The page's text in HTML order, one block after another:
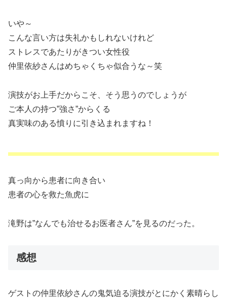
いや～
こんな言い方は失礼かもしれないけれど
ストレスであたりがきつい女性役
仲里依紗さんはめちゃくちゃ似合うな～笑
演技がお上手だからこそ、そう思うのでしょうが
ご本人の持つ”強さ”からくる
真実味のある憤りに引き込まれますね！
真っ向から患者に向き合い
患者の心を救た魚虎に
滝野は”なんでも治せるお医者さん”を見るのだった。
感想
ゲストの仲里依紗さんの鬼気迫る演技がとにかく素晴らし